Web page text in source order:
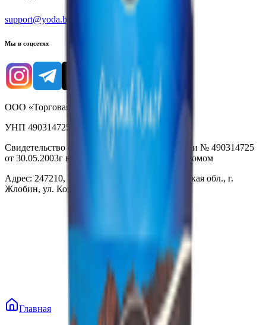
support@yoda.by
Мы в соцсетях
ООО «Торговая сеть «Продмир»
УНП 490314725
Свидетельство о государственной регистрации № 490314725
от 30.05.2003г выдано Гомельским облисполкомом
Адрес: 247210, Республика Беларусь, Гомельская обл., г.
Жлобин, ул. Козлова 2-А
Главная